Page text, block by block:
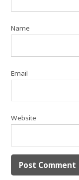
Name
Email
Website